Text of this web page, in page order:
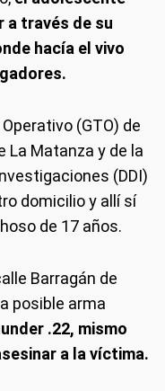
a través de su
hacía el vivo
(GTO) de
La Matanza y de la
(DDI)
domicilio y allí sí
de 17 años.
Barragán de
posible arma
.22, mismo
a la víctima.